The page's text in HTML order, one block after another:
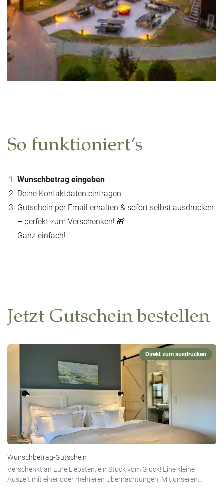
So funktioniert’s
Wunschbetrag eingeben
Deine Kontaktdaten eintragen
Gutschein per Email erhalten & sofort selbst ausdrucken
– perfekt zum Verschenken! 🎁
Ganz einfach!
Jetzt Gutschein bestellen
Direkt zum ausdrucken
Wunschbetrag-Gutschein
Verschenkt an Eure Liebsten, ein Stück vom Glück! Eine kleine
Auszeit mit einer oder mehreren Übernachtungen. Mit unseren